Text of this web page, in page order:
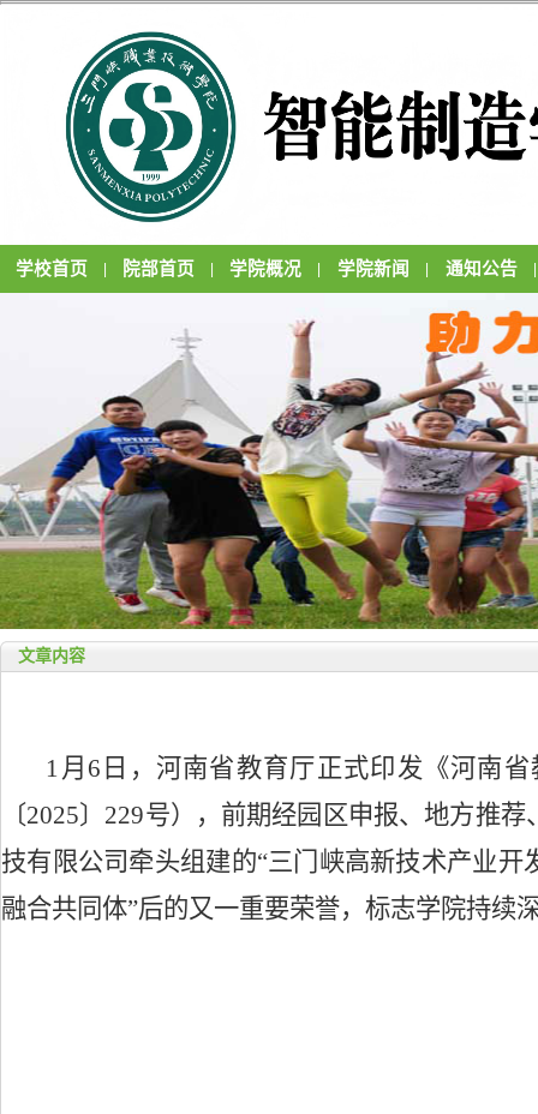
学校首页 院部首页 学院概况 学院新闻 通知公告
文章内容
1月6日，河南省教育厅正式印发《河南
〔2025〕229号），前期经园区申报、地方推
技有限公司牵头组建的“三门峡高新技术产业
融合共同体”后的又一重要荣誉，标志学院持续